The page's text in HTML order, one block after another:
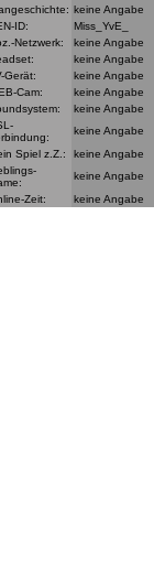
keine Angabe
ID:
Miss_YvE_
Netzwerk:
keine Angabe
keine Angabe
Gerät:
keine Angabe
Cam:
keine Angabe
keine Angabe
keine Angabe
Spiel z.Z.:
keine Angabe
keine Angabe
Zeit:
keine Angabe